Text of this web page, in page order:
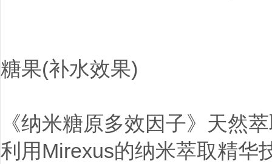
糖果(补水效果)
《纳米糖原多效因子》天然
利用Mirexus的纳米萃取精华